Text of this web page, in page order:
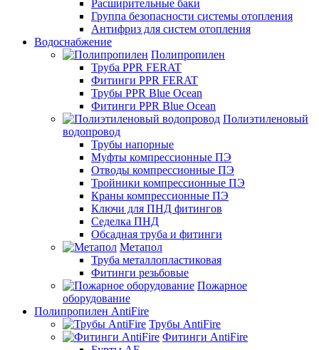
Расширительные баки
Группа безопасности системы отопления
Антифриз для систем отопления
Водоснабжение
Полипропилен
Труба PPR FERAT
Фитинги PPR FERAT
Трубы PPR Blue Ocean
Фитинги PPR Blue Ocean
Полиэтиленовый
водопровод
Трубы напорные
Муфты компрессионные ПЭ
Отводы компрессионные ПЭ
Тройники компрессионные ПЭ
Краны компрессионные ПЭ
Ключи для ПНД фитингов
Седелка ПНД
Обсадная труба и фитинги
Метапол
Труба металлопластиковая
Фитинги резьбовые
Пожарное
оборудование
Полипропилен AntiFire
Трубы AntiFire
Фитинги AntiFire